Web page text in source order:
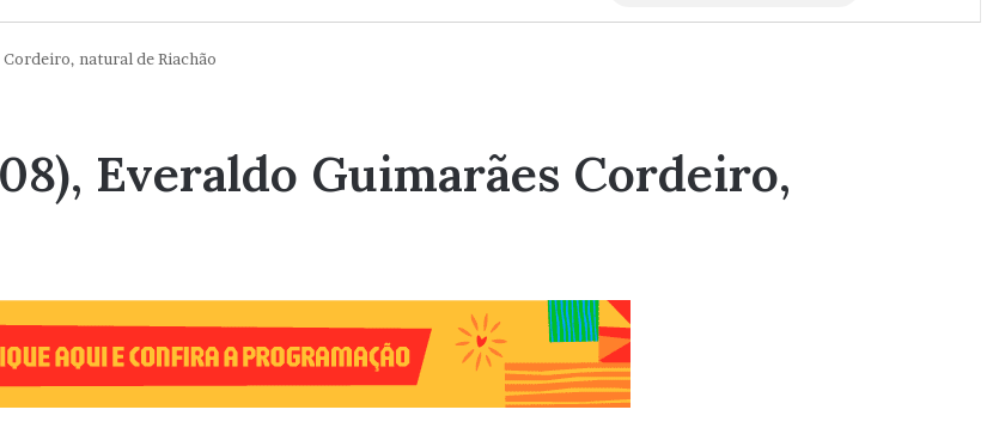
por
natural de Riachão
Everaldo Guimarães Cordeiro,